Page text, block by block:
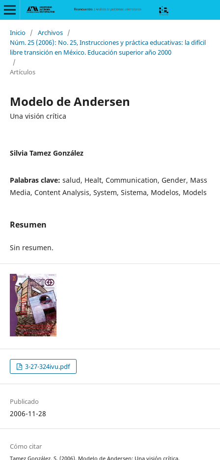
Inicio / Archivos /
Núm. 25 (2006): No. 25, Instrucciones y práctica educativas: la difícil
libre transición en México. Educación superior año 2000
/
Artículos
Modelo de Andersen
Una visión crítica
Silvia Tamez González
Palabras clave: salud, Healt, Communication, Gender, Mass
Media, Content Analysis, System, Sistema, Modelos, Models
Resumen
Sin resumen.
3-27-324ivu.pdf
Publicado
2006-11-28
Cómo citar
Tamez González, S. (2006). Modelo de Andersen: Una visión crítica.